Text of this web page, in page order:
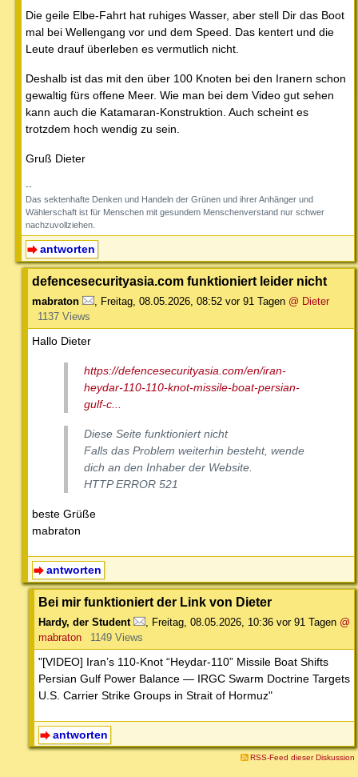
Die geile Elbe-Fahrt hat ruhiges Wasser, aber stell Dir das Boot
mal bei Wellengang vor und dem Speed. Das kentert und die
Leute drauf überleben es vermutlich nicht.
Deshalb ist das mit den über 100 Knoten bei den Iranern schon
gewaltig fürs offene Meer. Wie man bei dem Video gut sehen
kann auch die Katamaran-Konstruktion. Auch scheint es
trotzdem hoch wendig zu sein.
Gruß Dieter
--
Das sektenhafte Denken und Handeln der Grünen und ihrer Anhänger und
Wählerschaft ist für Menschen mit gesundem Menschenverstand nur schwer
nachzuvollziehen.
antworten
defencesecurityasia.com funktioniert leider nicht
mabraton Freitag, 08.05.2026, 08:52 vor 91 Tagen @ Dieter
1137 Views
Hallo Dieter
https://defencesecurityasia.com/en/iran-
heydar-110-110-knot-missile-boat-persian-
gulf-c...
Diese Seite funktioniert nicht
Falls das Problem weiterhin besteht, wende
dich an den Inhaber der Website.
HTTP ERROR 521
beste Grüße
mabraton
antworten
Bei mir funktioniert der Link von Dieter
Hardy, der Student Freitag, 08.05.2026, 10:36 vor 91 Tagen @
mabraton
1149 Views
"[VIDEO] Iran’s 110-Knot “Heydar-110” Missile Boat Shifts
Persian Gulf Power Balance — IRGC Swarm Doctrine Targets
U.S. Carrier Strike Groups in Strait of Hormuz"
antworten
RSS-Feed dieser Diskussion